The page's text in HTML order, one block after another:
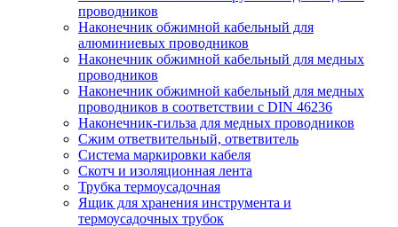
проводников
Наконечник обжимной кабельный для
алюминиевых проводников
Наконечник обжимной кабельный для медных
проводников
Наконечник обжимной кабельный для медных
проводников в соответствии с DIN 46236
Наконечник-гильза для медных проводников
Сжим ответвительный, ответвитель
Система маркировки кабеля
Скотч и изоляционная лента
Трубка термоусадочная
Ящик для хранения инструмента и
термоусадочных трубок